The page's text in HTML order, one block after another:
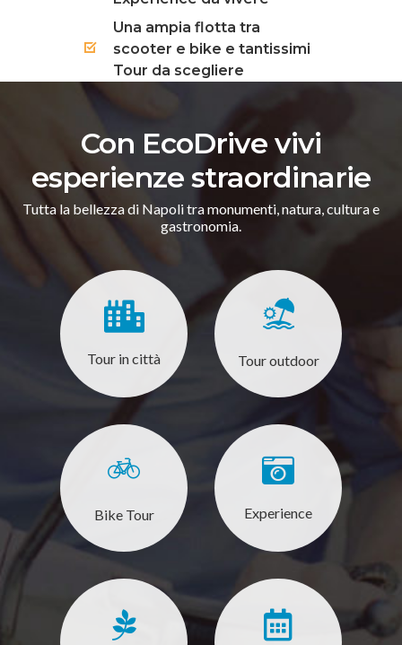
Una ampia flotta tra
scooter e bike e tantissimi
Tour da scegliere
Con EcoDrive vivi
esperienze straordinarie
Tutta la bellezza di Napoli tra monumenti, natura, cultura e
gastronomia.
Tour in città Tour outdoor
Bike Tour Experience